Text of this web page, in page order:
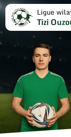
Ligue
Tizi